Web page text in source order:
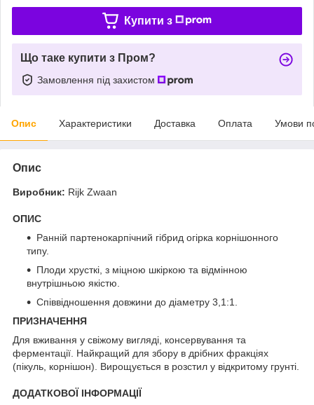
Купити з
Що таке купити з Пром?
Замовлення під захистом
Опис Характеристики Доставка Оплата Умови
Опис
Виробник: Rijk Zwaan
ОПИС
Ранній партенокарпічний гібрид огірка корнішонного
типу.
Плоди хрусткі, з міцною шкіркою та відмінною
внутрішньою якістю.
Співвідношення довжини до діаметру 3,1:1.
ПРИЗНАЧЕННЯ
Для вживання у свіжому вигляді, консервування та
ферментації. Найкращий для збору в дрібних фракціях
(пікуль, корнішон). Вирощується в розстил у відкритому грунті.
ДОДАТКОВОЇ ІНФОРМАЦІЇ